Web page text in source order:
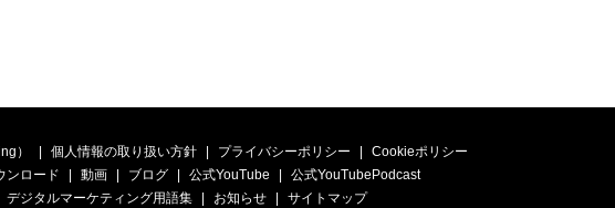
） 個人情報の取り扱い方針 プライバシーポリシー
Cookieポリシー
ンロード
動画 ブログ 公式YouTube
公式YouTubePodcast
デジタルマーケティング用語集
お知らせ サイトマップ